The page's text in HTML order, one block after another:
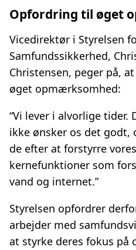
Opfordring til øget
Vicedirektør i Styrelsen
Samfundssikkerhed,
Christensen, peger på,
øget opmærksomhed:
“Vi lever i alvorlige tider.
ikke ønsker os det
de efter at forstyrre
kernefunktioner som
vand og internet.”
Styrelsen opfordrer
arbejder med
at styrke deres fokus på